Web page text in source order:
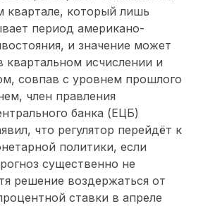
который лишь
период американо-
и значение может
квартальном исчислении и
совпав с уровнем прошлого
член правления
банка (ЕЦБ)
что регулятор перейдёт к
политики, если
существенно не
решение воздержаться от
ставки в апреле